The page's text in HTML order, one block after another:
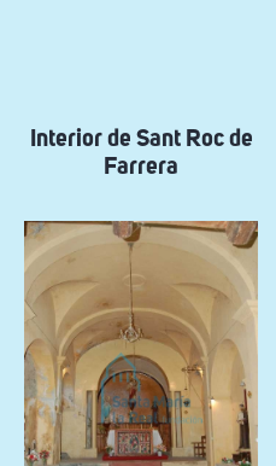
Interior de Sant Roc de
Farrera